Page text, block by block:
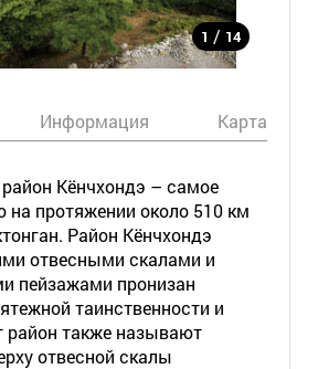
1 / 14
Информация Карта
район Кёнчхондэ – самое
на протяжении около 510 км
Район Кёнчхондэ
отвесными скалами и
пейзажами пронизан
таинственности и
район также называют
отвесной скалы